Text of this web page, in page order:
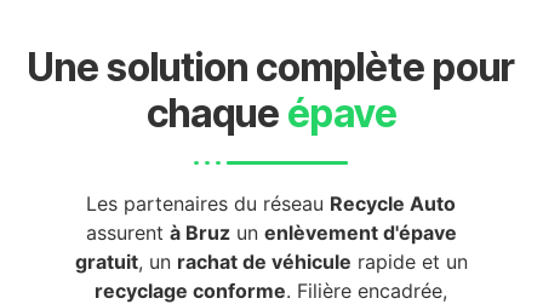
Une solution complète pour
chaque épave
Les partenaires du réseau Recycle Auto
assurent à Bruzun enlèvement d'épave
gratuit, un rachat de véhicule rapide et un
recyclage conforme. Filière encadrée,